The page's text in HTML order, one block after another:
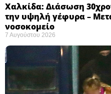
Χαλκίδα: Διάσωση
την υψηλή γέφυρα –
νοσοκομείο ​
7 Αυγούστου 2026